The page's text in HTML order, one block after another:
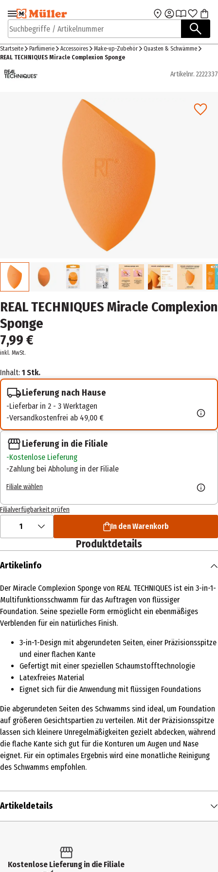
Zur Navigation
springen
Zum Hauptinhalt
Suchbegriffe / Artikelnummer
Startseite Parfümerie Accessoires Make-up-Zubehör
Quasten & Schwämme
REAL TECHNIQUES Miracle Complexion Sponge
Artikelnr. 2222337
REAL TECHNIQUES Miracle Complexion
Sponge
7,99 €
inkl. MwSt.
Inhalt: 1 Stk.
Lieferung nach Hause
Lieferbar in 2 - 3 Werktagen
Versandkostenfrei ab 49,00 €
Lieferung in die Filiale
Kostenlose Lieferung
Zahlung bei Abholung in der Filiale
Filiale wählen
Filialverfügbarkeit prüfen
1 In den Warenkorb
Produktdetails
Artikelinfo
Der Miracle Complexion Sponge von REAL TECHNIQUES ist ein 3-in-1-
Multifunktionsschwamm für das Auftragen von flüssiger
Foundation. Seine spezielle Form ermöglicht ein ebenmäßiges
Verblenden für ein natürliches Finish.
3-in-1-Design mit abgerundeten Seiten, einer Präzisionsspitze
und einer flachen Kante
Gefertigt mit einer speziellen Schaumstofftechnologie
Latexfreies Material
Eignet sich für die Anwendung mit flüssigen Foundations
Die abgerundeten Seiten des Schwamms sind ideal, um Foundation
auf größeren Gesichtspartien zu verteilen. Mit der Präzisionsspitze
lassen sich kleinere Unregelmäßigkeiten gezielt abdecken, während
die flache Kante sich gut für die Konturen um Augen und Nase
eignet. Für ein optimales Ergebnis wird eine monatliche Reinigung
des Schwamms empfohlen.
Artikeldetails
Produkttyp
Kostenlose Lieferung in die Filiale